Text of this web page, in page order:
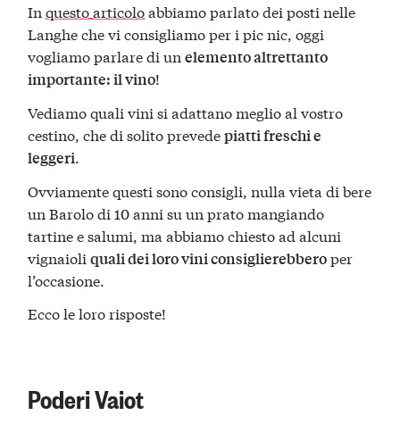
Inquesto articoloabbiamo parlato dei posti nelle
Langhe che vi consigliamo per i pic nic, oggi
vogliamo parlare di unelemento altrettanto
importante: il vino!
Vediamo quali vini si adattano meglio al vostro
cestino, che di solito prevedepiatti freschi e
leggeri.
Ovviamente questi sono consigli, nulla vieta di bere
un Barolo di 10 anni su un prato mangiando
tartine e salumi, ma abbiamo chiesto ad alcuni
vignaioliquali dei loro vini consiglierebberoper
l’occasione.
Ecco le loro risposte!
Poderi Vaiot